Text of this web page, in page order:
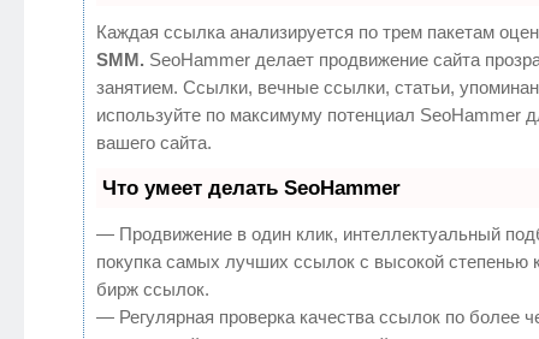
Каждая ссылка анализируется по трем пакетам
SMM. SeoHammer делает продвижение сайта
занятием. Ссылки, вечные ссылки, статьи,
используйте по максимуму потенциал SeoHammer
вашего сайта.
Что умеет делать SeoHammer
— Продвижение в один клик, интеллектуальный
покупка самых лучших ссылок с высокой степенью
бирж ссылок.
— Регулярная проверка качества ссылок по более